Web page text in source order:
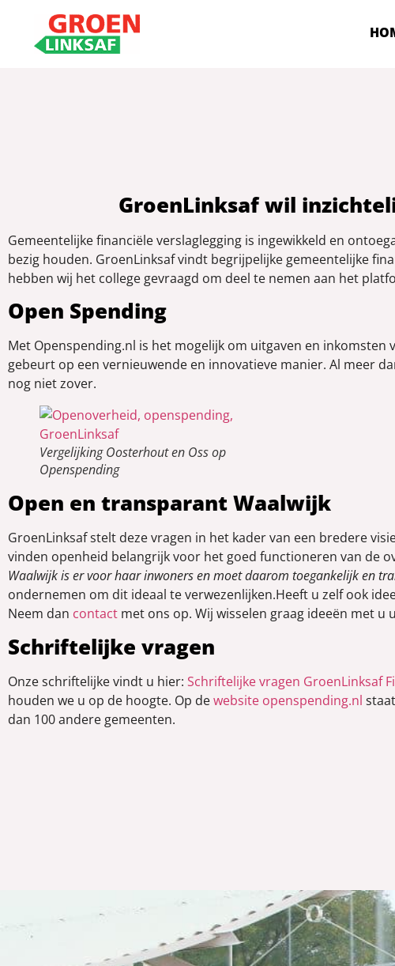
GroenLinksaf wil
Gemeentelijke financiële verslaglegging is ingewikkeld en
bezig houden. GroenLinksaf vindt begrijpelijke gemeentelijke
hebben wij het college gevraagd om deel te nemen aan het
Open Spending
Met Openspending.nl is het mogelijk om uitgaven en
gebeurt op een vernieuwende en innovatieve manier. Al meer
nog niet zover.
Vergelijking Oosterhout en Oss op
Openspending
Open en transparant Waalwijk
GroenLinksaf stelt deze vragen in het kader van een bredere
vinden openheid belangrijk voor het goed functioneren van de
Waalwijk is er voor haar inwoners en moet daarom toegankelijk en
ondernemen om dit ideaal te verwezenlijken.Heeft u zelf ook
Neem dan contact met ons op. Wij wisselen graag ideeën met u
Schriftelijke vragen
Onze schriftelijke vindt u hier: Schriftelijke vragen GroenLinksaf
houden we u op de hoogte. Op dewebsite openspending.nl
dan 100 andere gemeenten.